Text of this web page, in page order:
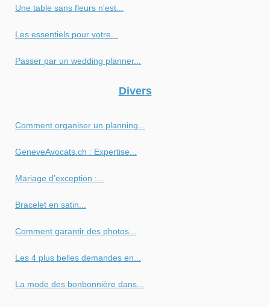
Une table sans fleurs n'est...
Les essentiels pour votre...
Passer par un wedding planner...
Divers
Comment organiser un planning...
GeneveAvocats.ch : Expertise...
Mariage d’exception :...
Bracelet en satin...
Comment garantir des photos...
Les 4 plus belles demandes en...
La mode des bonbonnière dans...